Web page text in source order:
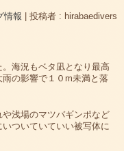
情報 | 投稿者 : hirabaedivers
海況もベタ凪となり最高
の影響で１０m未満と落
浅場のマツバギンポなど
ついていていい被写体に